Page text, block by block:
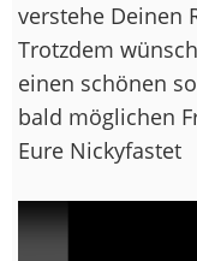
verstehe Deinen
Trotzdem
einen schönen
bald möglichen
Eure Nickyfastet